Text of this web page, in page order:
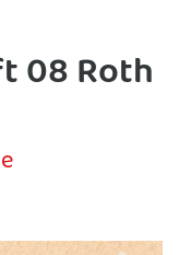
08 Roth